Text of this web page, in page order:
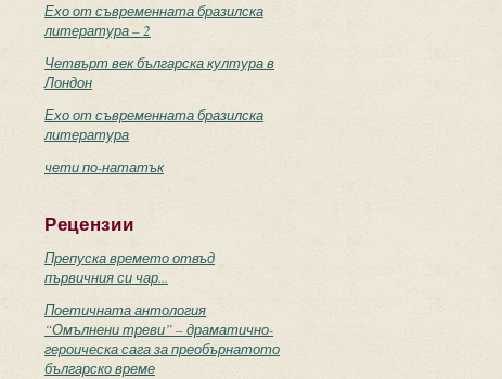
Ехо от съвременната бразилска
литература – 2
Четвърт век българска култура в
Лондон
Ехо от съвременната бразилска
литература
чети по-нататък
Рецензии
Препуска времето отвъд
първичния си чар...
Поетичната антология
“Омълнени треви” – драматично-
героическа сага за преобърнатото
българско време